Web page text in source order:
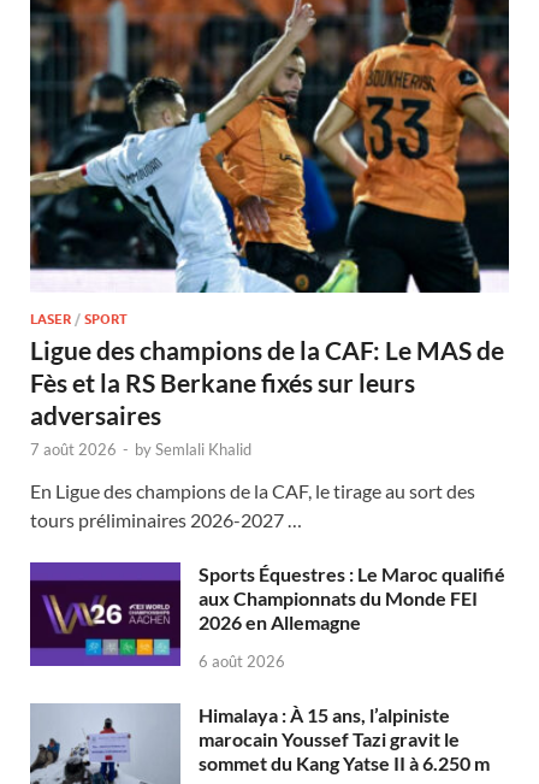
LASER / SPORT
Ligue des champions de la CAF: Le MAS de
Fès et la RS Berkane fixés sur leurs
adversaires
7 août 2026 - bySemlali Khalid
En Ligue des champions de la CAF, le tirage au sort des
tours préliminaires 2026-2027 …
Sports Équestres : Le Maroc qualifié
aux Championnats du Monde FEI
2026 en Allemagne
6 août 2026
Himalaya : À 15 ans, l’alpiniste
marocain Youssef Tazi gravit le
sommet du Kang Yatse II à 6.250 m